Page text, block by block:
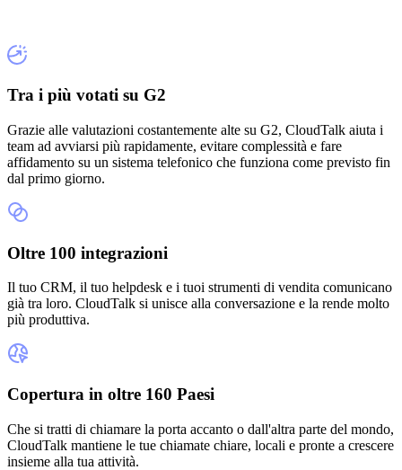
Tra i più votati su G2
Grazie alle valutazioni costantemente alte su G2, CloudTalk aiuta i
team ad avviarsi più rapidamente, evitare complessità e fare
affidamento su un sistema telefonico che funziona come previsto fin
dal primo giorno.
Oltre 100 integrazioni
Il tuo CRM, il tuo helpdesk e i tuoi strumenti di vendita comunicano
già tra loro. CloudTalk si unisce alla conversazione e la rende molto
più produttiva.
Copertura in oltre 160 Paesi
Che si tratti di chiamare la porta accanto o dall'altra parte del mondo,
CloudTalk mantiene le tue chiamate chiare, locali e pronte a crescere
insieme alla tua attività.